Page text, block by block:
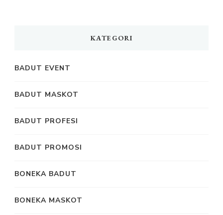
KATEGORI
BADUT EVENT
BADUT MASKOT
BADUT PROFESI
BADUT PROMOSI
BONEKA BADUT
BONEKA MASKOT